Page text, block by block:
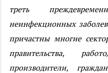
треть
неинфекционных
причастны многие
правительства,
производители,